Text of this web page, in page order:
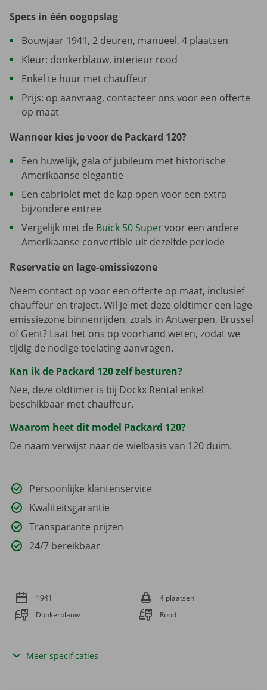
Specs in één oogopslag
Bouwjaar 1941, 2 deuren, manueel, 4 plaatsen
Kleur: donkerblauw, interieur rood
Enkel te huur met chauffeur
Prijs: op aanvraag, contacteer ons voor een offerte
op maat
Wanneer kies je voor de Packard 120?
Een huwelijk, gala of jubileum met historische
Amerikaanse elegantie
Een cabriolet met de kap open voor een extra
bijzondere entree
Vergelijk met de Buick 50 Supervoor een andere
Amerikaanse convertible uit dezelfde periode
Reservatie en lage-emissiezone
Neem contact op voor een offerte op maat, inclusief
chauffeur en traject. Wil je met deze oldtimer een lage-
emissiezone binnenrijden, zoals in Antwerpen, Brussel
of Gent? Laat het ons op voorhand weten, zodat we
tijdig de nodige toelating aanvragen.
Kan ik de Packard 120 zelf besturen?
Nee, deze oldtimer is bij Dockx Rental enkel
beschikbaar met chauffeur.
Waarom heet dit model Packard 120?
De naam verwijst naar de wielbasis van 120 duim.
Persoonlijke klantenservice
Kwaliteitsgarantie
Transparante prijzen
24/7 bereikbaar
1941
4 plaatsen
Donkerblauw
Rood
Meer specificaties